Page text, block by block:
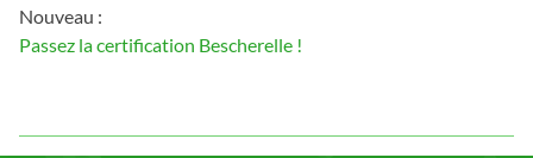
Nouveau :
Passez la certification Bescherelle !